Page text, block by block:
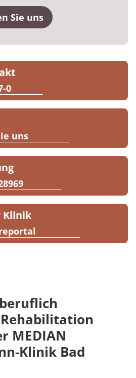
Sie uns
0
uns
Klinik
Bad Liebenstein
MEDIAN
Klinik Bad